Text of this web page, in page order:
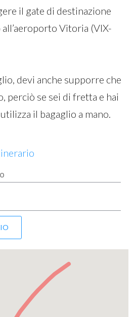
il gate di destinazione
Vitoria (VIX-
devi anche supporre che
perciò se sei di fretta e hai
il bagaglio a mano.